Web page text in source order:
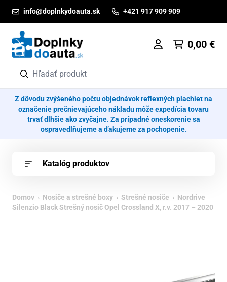
info@doplnkydoauta.sk +421 917 909 909
0,00 €
Z dôvodu zvýšeného počtu objednávok reflexných plachiet na
označenie prečnievajúceho nákladu môže expedícia tovaru
trvať dlhšie ako zvyčajne. Za prípadné oneskorenie sa
ospravedlňujeme a ďakujeme za pochopenie.
Katalóg produktov
Domov › Nosiče a strešné boxy › Strešné nosiče › Nordrive
Silenzio Black Strešný nosič Opel Crossland X, r.v. 2017 – 2020